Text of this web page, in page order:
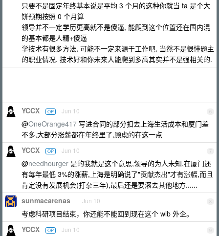
只要不是固定年终基本说是平均 3 个月的这种你就当 ta 是个大
饼预期按照 0 个月算
领导并不一定学历更高就不是傻逼, 能爬到这个位置还在国内混
的基本都是人精+傻逼
学技术有很多方法, 可能不一定来源于工作吧, 当然不是很懂题主
的职业情况. 技术好和你未来人能爬到多高其实并不是强相关的.
6
YCCX OP Jun 10
@OneOrange417 写进合同的部分扣去上海生活成本和厦门差
不多,大部分涨薪都在年终里了,顾虑的在这一点
7
YCCX OP Jun 10
@needhourger 是的我就是这个意思,领导的为人未知,在厦门还
有每年最低 3%的涨薪,上海是明确说了"贡献杰出"才有涨幅,而且
肯定没有发展机会(打杂三年),最后还是要滚去其他地方......
8
sunmacarenas Jun 10
考虑科研项目结束，你还能不能回到现在这个 wlb 外企。
9
YCCX OP Jun 10